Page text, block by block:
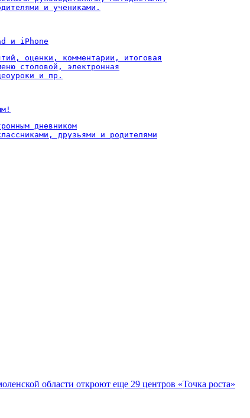
и учениками.
и iPhone
оценки, комментарии, итоговая
столовой, электронная
и пр.
дневником
друзьями и родителями
области откроют еще 29 центров «Точка роста»